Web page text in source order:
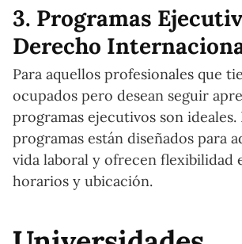
3. Programas
Derecho
Para aquellos profesionales que
ocupados pero desean seguir
programas ejecutivos son ideales.
programas están diseñados para
vida laboral y ofrecen flexibilidad
horarios y ubicación.